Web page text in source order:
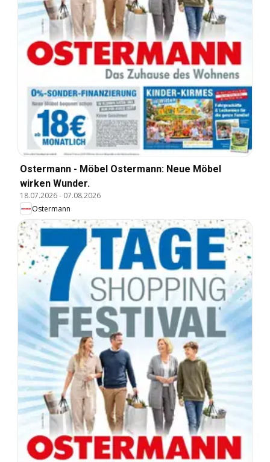
Ostermann - Möbel Ostermann: Neue Möbel
wirken Wunder.
18.07.2026- 07.08.2026
Ostermann